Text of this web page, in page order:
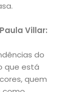
Villar:
do
que está
quem